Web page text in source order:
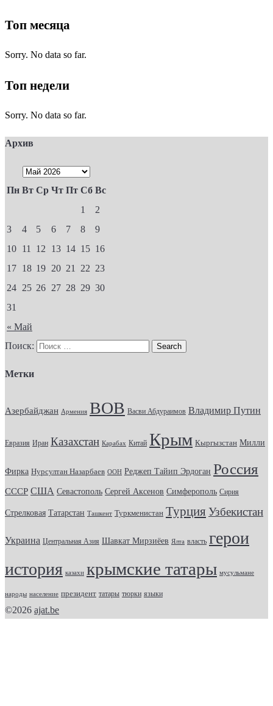
Топ месяца
Sorry. No data so far.
Топ недели
Sorry. No data so far.
Архив
Пн Вт Ср Чт Пт Сб Вс
« Май
1
2
3
4 5 6 7 8
9
10 11 12 13 14 15 16
17 18 19 20 21 22 23
24 25 26 27 28 29 30
31
Поиск:
Метки
Азербайджан Армения ВОВ Васви Абдураимов Владимир Путин
Евразия Иран Казахстан Карабах Китай Крым Кыргызстан Милли
Фирка Нурсултан Назарбаев ООН Реджеп Тайип Эрдоган Россия
СССР США Севастополь Сергей Аксенов Симферополь Сирия
Стрелковая Татарстан Ташкент Туркменистан Турция Узбекистан
Украина Центральная Азия Шавкат Мирзиёев Ялта власть герои
история казахи крымские татары мусульмане
народы население президент татары тюрки языки
©2026 ajat.be